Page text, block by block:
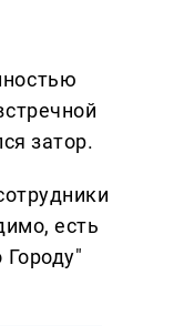
затор.
есть